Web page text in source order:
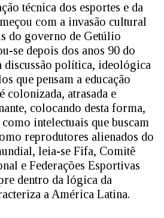
técnica dos esportes e da
com a invasão cultural
do governo de Getúlio
se depois dos anos 90 do
discussão política, ideológica
que pensam a educação
colonizada, atrasada e
colocando desta forma,
intelectuais que buscam
reprodutores alienados do
leia-se Fifa, Comitê
e Federações Esportivas
dentro da lógica da
a América Latina.